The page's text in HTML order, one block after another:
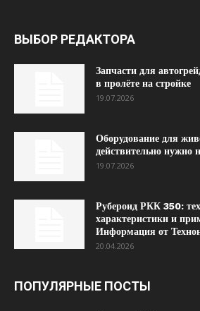
ВЫБОР РЕДАКТОРА
Запчасти для
в пролёте на стройке
19.07.2026
Оборудование для
действительно нужно
19.07.2026
Рубероид РКК 350:
характеристики и
Информация от
20.04.2026
ПОПУЛЯРНЫЕ ПОСТЫ